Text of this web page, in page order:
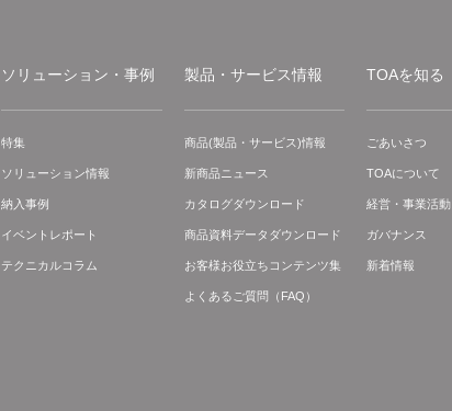
ソリューション・事例
特集
ソリューション情報
納入事例
イベントレポート
テクニカルコラム
製品・サービス情報
商品(製品・サービス)情報
新商品ニュース
カタログダウンロード
商品資料データダウンロード
お客様お役立ちコンテンツ集
よくあるご質問（FAQ）
TOAを知る
ごあいさつ
TOAについて
経営・事業活動
ガバナンス
新着情報